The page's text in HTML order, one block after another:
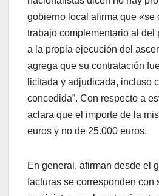
gobierno local afirma que «se
trabajo complementario al del
a la propia ejecución del
agrega que su contratación
licitada y adjudicada, incluso
concedida”. Con respecto a
aclara que el importe de la
euros y no de 25.000 euros.
En general, afirman desde el
facturas se corresponden con